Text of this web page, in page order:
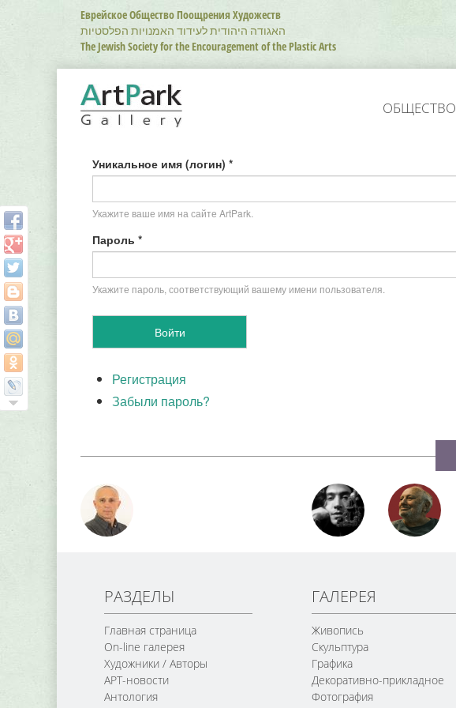
Еврейское Общество Поощрения Художеств
האגודה היהודית לעידוד האמנויות הפלסטיות
The Jewish Society for the Encouragement of the Plastic Arts
ОБЩЕСТВО
Уникальное имя (логин) *
Укажите ваше имя на сайте ArtPark.
Пароль *
Укажите пароль, соответствующий вашему имени пользователя.
Войти
Регистрация
Забыли пароль?
РАЗДЕЛЫ
Главная страница
On-line галерея
Художники / Авторы
АРТ-новости
Антология
ГАЛЕРЕЯ
Живопись
Скульптура
Графика
Декоративно-прикладное
Фотография